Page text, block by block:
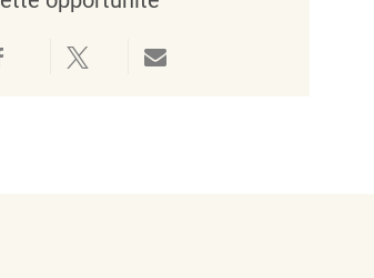
LinkedInvia Facebook
Partager via twitterPartager par e-mail